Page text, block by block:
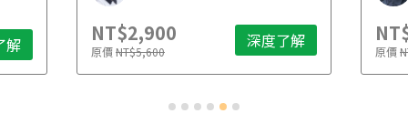
解 NT$2,900
原價NT$5,600 深度了解 原價